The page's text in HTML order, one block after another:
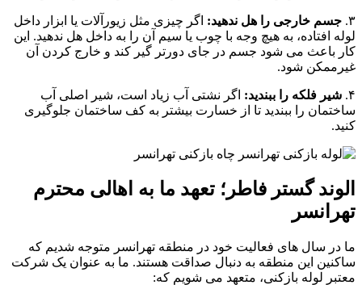
۳. جسم خارجی را هل ندهید: اگر چیزی مثل زیورآلات یا ابزار داخل
لوله افتاده، به هیچ وجه با چوب یا سیم آن را به داخل هل ندهید. این
کار باعث می شود جسم در جای دورتر گیر کند و خارج کردن آن
غیرممکن شود.
۴. شیر فلکه را ببندید: اگر نشتی آب زیاد است، شیر اصلی آب
ساختمان را ببندید تا از خسارت بیشتر به کف ساختمان جلوگیری
کنید.
الوند گستر فاطر؛ تعهد ما به اهالی محترم
تهرانسر
ما در سال های فعالیت خود در منطقه تهرانسر متوجه شدیم که
ساکنین این منطقه به دنبال صداقت هستند. ما به عنوان یک شرکت
معتبر لوله بازکنی، متعهد می شویم که: